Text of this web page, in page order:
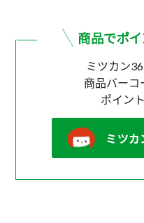
ミツカン
商品バーコ
ポイン
ミツカ